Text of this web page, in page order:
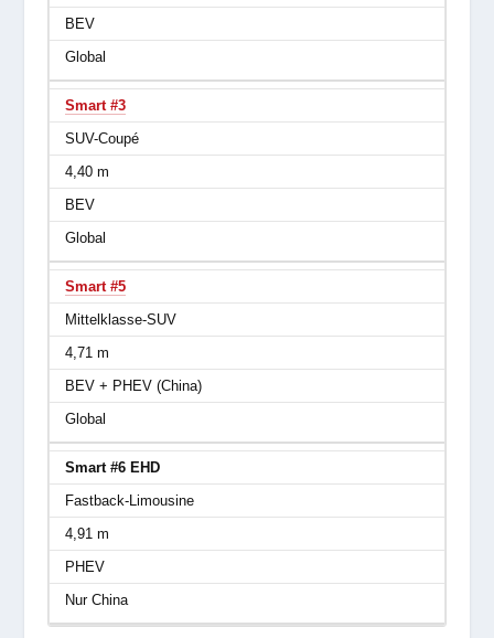
BEV
Global
Smart #3
SUV-Coupé
4,40 m
BEV
Global
Smart #5
Mittelklasse-SUV
4,71 m
BEV + PHEV (China)
Global
Smart #6 EHD
Fastback-Limousine
4,91 m
PHEV
Nur China